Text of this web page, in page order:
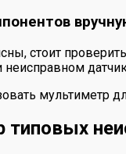
стоит
мультиметр